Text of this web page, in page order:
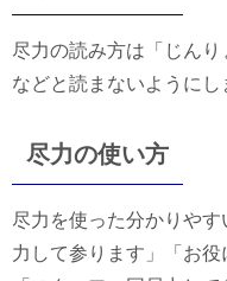
尽力の読み方は「じんり
などと読まないようにし
尽力の使い方
尽力を使った分かりや
力して参ります」「お役